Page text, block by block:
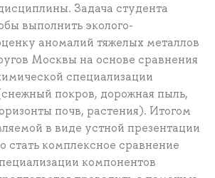
Задача студента
выполнить эколого-
аномалий тяжелых металлов
Москвы на основе сравнения
специализации
покров, дорожная пыль,
почв, растения). Итогом
в виде устной презентации
стать комплексное сравнение
компонентов